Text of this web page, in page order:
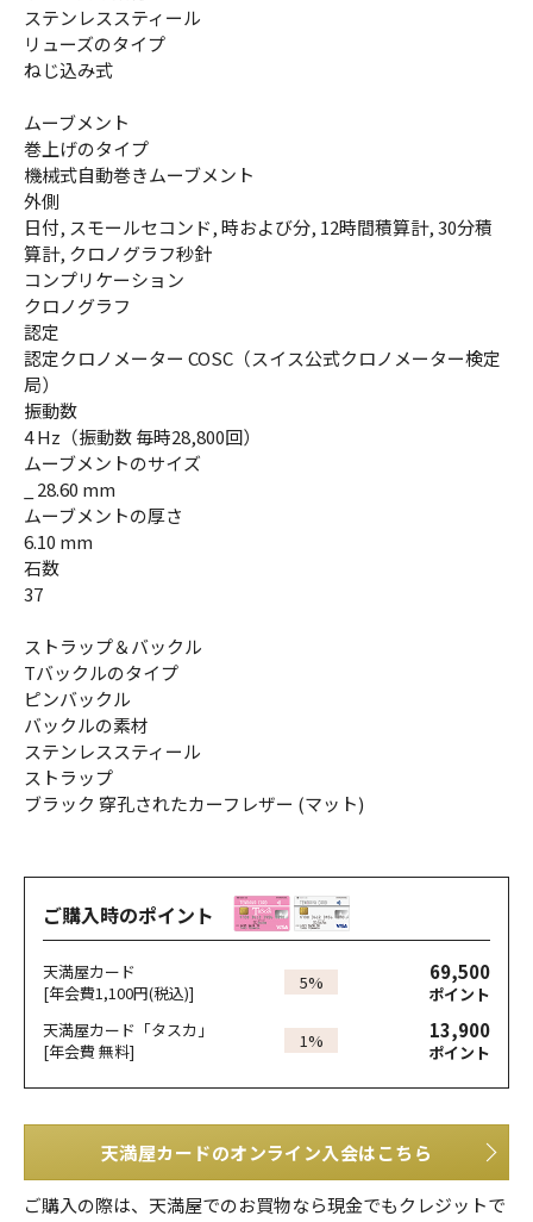
ステンレススティール
リューズのタイプ
ねじ込み式
ムーブメント
巻上げのタイプ
機械式自動巻きムーブメント
外側
日付, スモールセコンド, 時および分, 12時間積算計, 30分積
算計, クロノグラフ秒針
コンプリケーション
クロノグラフ
認定
認定クロノメーター COSC（スイス公式クロノメーター検定
局）
振動数
4 Hz（振動数 毎時28,800回）
ムーブメントのサイズ
_ 28.60 mm
ムーブメントの厚さ
6.10 mm
石数
37
ストラップ＆バックル
Tバックルのタイプ
ピンバックル
バックルの素材
ステンレススティール
ストラップ
ブラック 穿孔されたカーフレザー (マット)
ご購入時のポイント
天満屋カード
[年会費1,100円(税込)]
5% 69,500
ポイント
天満屋カード「タスカ」
[年会費 無料]
1% 13,900
ポイント
天満屋カードのオンライン入会はこちら
ご購入の際は、天満屋でのお買物なら現金でもクレジットで